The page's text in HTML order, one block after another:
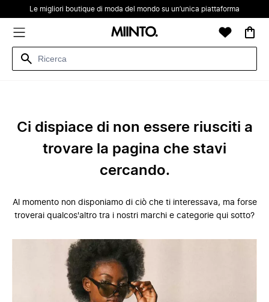
Le migliori boutique di moda del mondo su un’unica piattaforma
Ci dispiace di non essere riusciti a
trovare la pagina che stavi
cercando.
Al momento non disponiamo di ciò che ti interessava, ma forse
troverai qualcos'altro tra i nostri marchi e categorie qui sotto?